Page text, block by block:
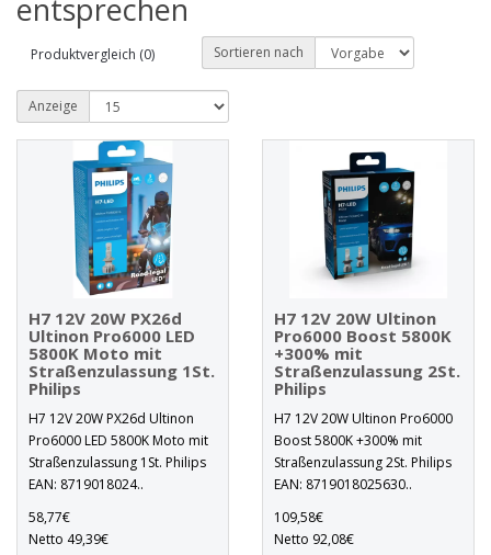
entsprechen
Produktvergleich (0) Sortieren nach
Anzeige
H7 12V 20W PX26d
Ultinon Pro6000 LED
5800K Moto mit
Straßenzulassung 1St.
Philips
H7 12V 20W PX26d Ultinon
Pro6000 LED 5800K Moto mit
Straßenzulassung 1St. Philips
EAN: 8719018024..
58,77€
Netto 49,39€
H7 12V 20W Ultinon
Pro6000 Boost 5800K
+300% mit
Straßenzulassung 2St.
Philips
H7 12V 20W Ultinon Pro6000
Boost 5800K +300% mit
Straßenzulassung 2St. Philips
EAN: 8719018025630..
109,58€
Netto 92,08€